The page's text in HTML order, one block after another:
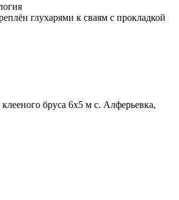
глухарями к сваям с прокладкой
бруса 6х5 м с. Алферьевка,